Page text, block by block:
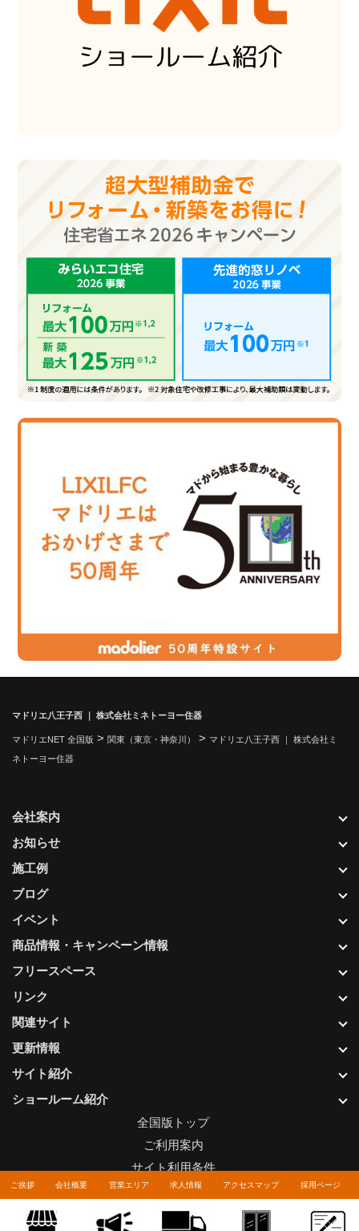
ご挨拶 会社概要 営業エリア 求人情報 アクセスマップ 採用ページ
マドリエ八王子西 ｜ 株式会社ミネトーヨー住器
マドリエNET 全国版 > 関東（東京・神奈川） > マドリエ八王子西 ｜ 株式会社ミ
ネトーヨー住器
更新情報
サイト紹介
ショールーム紹介
会社案内
お知らせ
施工例
ブログ
イベント
商品情報・キャンペーン情報
フリースペース
リンク
関連サイト
全国版トップ
ご利用案内
サイト利用条件
プライバシーポリシー
関連リンク